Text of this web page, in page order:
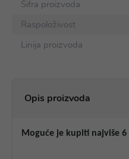
Šifra proizvoda
Raspoloživost
Linija proizvoda
Opis proizvoda
Moguće je kupiti najviše